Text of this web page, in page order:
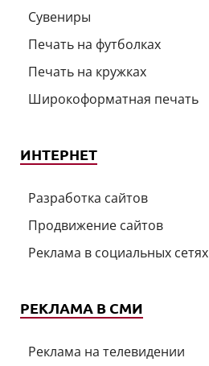
Сувениры
Печать на футболках
Печать на кружках
Широкоформатная печать
ИНТЕРНЕТ
Разработка сайтов
Продвижение сайтов
Реклама в социальных сетях
РЕКЛАМА В СМИ
Реклама на телевидении